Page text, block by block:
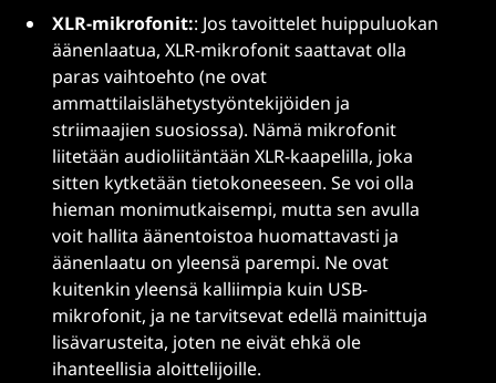
XLR-mikrofonit:: Jos tavoittelet huippuluokan
äänenlaatua, XLR-mikrofonit saattavat olla
paras vaihtoehto (ne ovat
ammattilaislähetystyöntekijöiden ja
striimaajien suosiossa). Nämä mikrofonit
liitetään audioliitäntään XLR-kaapelilla, joka
sitten kytketään tietokoneeseen. Se voi olla
hieman monimutkaisempi, mutta sen avulla
voit hallita äänentoistoa huomattavasti ja
äänenlaatu on yleensä parempi. Ne ovat
kuitenkin yleensä kalliimpia kuin USB-
mikrofonit, ja ne tarvitsevat edellä mainittuja
lisävarusteita, joten ne eivät ehkä ole
ihanteellisia aloittelijoille.